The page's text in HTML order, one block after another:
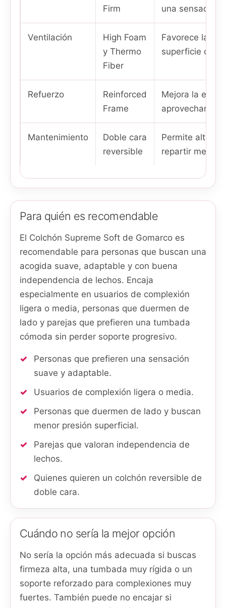
Firm
una sensación
Ventilación
High Foam
y Thermo
Fiber
Favorece la
superficie de
Refuerzo
Reinforced
Frame
Mejora la
aprovechar
Mantenimiento
Doble cara
reversible
Permite
repartir mejor
Para quién es recomendable
El Colchón Supreme Soft de Gomarco es
recomendable para personas que buscan una
acogida suave, adaptable y con buena
independencia de lechos. Encaja
especialmente en usuarios de complexión
ligera o media, personas que duermen de
lado y parejas que prefieren una tumbada
cómoda sin perder soporte progresivo.
Personas que prefieren una sensación
suave y adaptable.
Usuarios de complexión ligera o media.
Personas que duermen de lado y buscan
menor presión superficial.
Parejas que valoran independencia de
lechos.
Quienes quieren un colchón reversible de
doble cara.
Cuándo no sería la mejor opción
No sería la opción más adecuada si buscas
firmeza alta, una tumbada muy rígida o un
soporte reforzado para complexiones muy
fuertes. También puede no encajar si